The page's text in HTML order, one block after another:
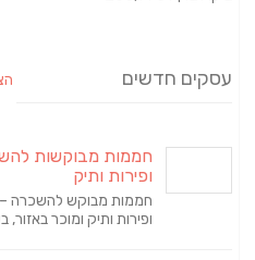
עסקים חדשים
חממות מבוקשות
ופירות ותיק
חממות מבוקש להשכרה –
ופירות ותיק ומוכר